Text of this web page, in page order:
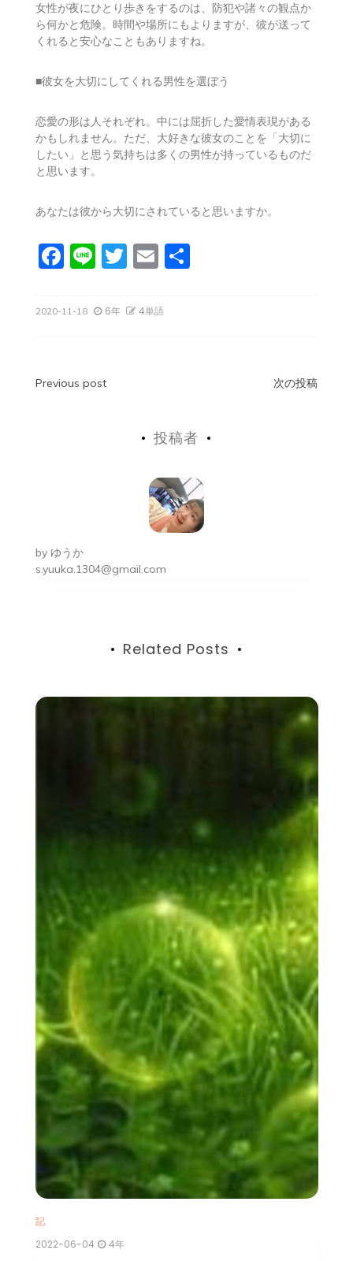
女性が夜にひとり歩きをするのは、防犯や諸々の観点か
ら何かと危険。時間や場所にもよりますが、彼が送って
くれると安心なこともありますね。
■彼女を大切にしてくれる男性を選ぼう
恋愛の形は人それぞれ。中には屈折した愛情表現がある
かもしれません。ただ、大好きな彼女のことを「大切に
したい」と思う気持ちは多くの男性が持っているものだ
と思います。
あなたは彼から大切にされていると思いますか。
F
c
o
Li
e
T
itt
E
ai
共
2020-11-18 6年 4単語
投
ー
シ
Previous post 次の投稿
投稿者
by ゆうか
s.yuuka.1304@gmail.com
Related Posts
記
2022-06-04 4年